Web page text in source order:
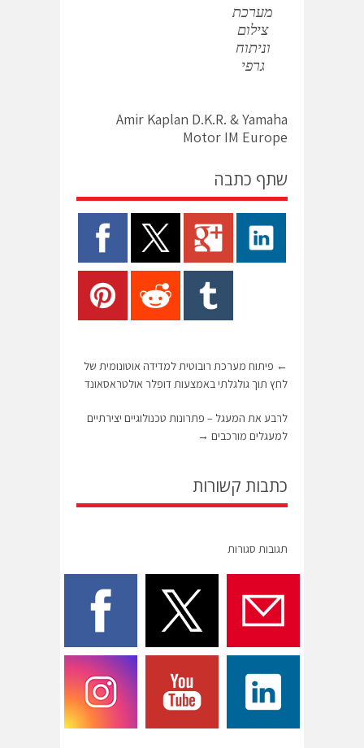
מערכת
צילום
וניתוח
גרפי
Amir Kaplan D.K.R. & Yamaha
Motor IM Europe
שתף כתבה
← פיתוח מערכת רובוטית למדידה אוטונומית של
לחץ תוך גולגלתי באמצעות דופלר אולטראסאונד
לרבע את המעגל – פתרונות טכנולוגיים יצירתיים
למעגלים מורכבים →
כתבות קשורות
תגובות סגורות